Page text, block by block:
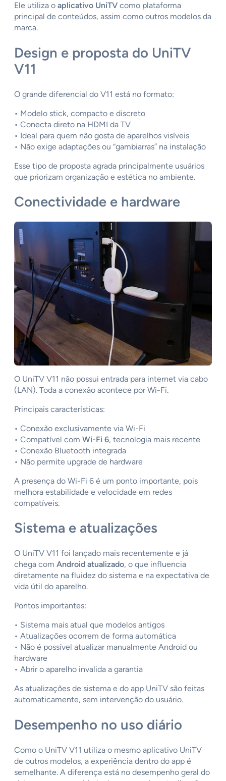
Ele utiliza o aplicativo UniTV como plataforma
principal de conteúdos, assim como outros modelos da
marca.
Design e proposta do UniTV
V11
O grande diferencial do V11 está no formato:
• Modelo stick, compacto e discreto
• Conecta direto na HDMI da TV
• Ideal para quem não gosta de aparelhos visíveis
• Não exige adaptações ou “gambiarras” na instalação
Esse tipo de proposta agrada principalmente usuários
que priorizam organização e estética no ambiente.
Conectividade e hardware
O UniTV V11 não possui entrada para internet via cabo
(LAN). Toda a conexão acontece por Wi-Fi.
Principais características:
• Conexão exclusivamente via Wi-Fi
• Compatível com Wi-Fi 6, tecnologia mais recente
• Conexão Bluetooth integrada
• Não permite upgrade de hardware
A presença do Wi-Fi 6 é um ponto importante, pois
melhora estabilidade e velocidade em redes
compatíveis.
Sistema e atualizações
O UniTV V11 foi lançado mais recentemente e já
chega com Android atualizado, o que influencia
diretamente na fluidez do sistema e na expectativa de
vida útil do aparelho.
Pontos importantes:
• Sistema mais atual que modelos antigos
• Atualizações ocorrem de forma automática
• Não é possível atualizar manualmente Android ou
hardware
• Abrir o aparelho invalida a garantia
As atualizações de sistema e do app UniTV são feitas
automaticamente, sem intervenção do usuário.
Desempenho no uso diário
Como o UniTV V11 utiliza o mesmo aplicativo UniTV
de outros modelos, a experiência dentro do app é
semelhante. A diferença está no desempenho geral do